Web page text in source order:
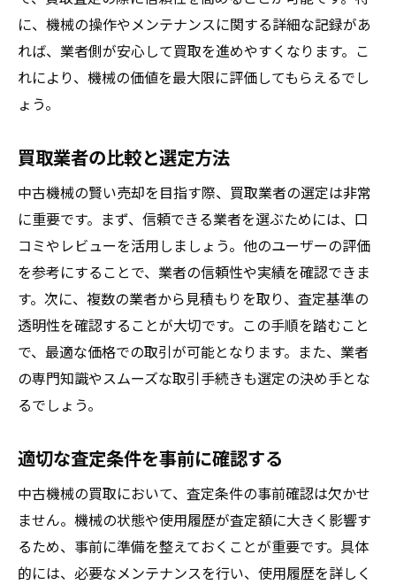
買取価格決定のプロセス
売却後の保証はどうなる？
査定に必要な書類は何か？
茨城県で中古機械を賢く売却するための総まと
め
成功する売却のためのポイント
茨城県特有の売却事情
市場のトレンドを活用する
売却前の準備リスト
信頼できる業者との取引
売却後のフォローアップ
に、機械の操作やメンテナンスに関する詳細な記録があ
れば、業者側が安心して買取を進めやすくなります。こ
れにより、機械の価値を最大限に評価してもらえるでし
ょう。
買取業者の比較と選定方法
中古機械の賢い売却を目指す際、買取業者の選定は非常
に重要です。まず、信頼できる業者を選ぶためには、口
コミやレビューを活用しましょう。他のユーザーの評価
を参考にすることで、業者の信頼性や実績を確認できま
す。次に、複数の業者から見積もりを取り、査定基準の
透明性を確認することが大切です。この手順を踏むこと
で、最適な価格での取引が可能となります。また、業者
の専門知識やスムーズな取引手続きも選定の決め手とな
るでしょう。
適切な査定条件を事前に確認する
中古機械の買取において、査定条件の事前確認は欠かせ
ません。機械の状態や使用履歴が査定額に大きく影響す
るため、事前に準備を整えておくことが重要です。具体
的には、必要なメンテナンスを行い、使用履歴を詳しく